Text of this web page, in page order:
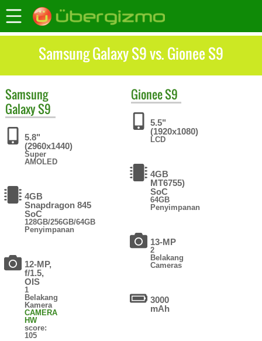
Samsung Galaxy S9 vs. Gionee S9
Samsung
Galaxy S9
5.8"
(2960x1440)
Super
AMOLED
4GB
Snapdragon 845
SoC
128GB/256GB/64GB
Penyimpanan
12-MP,
f/1.5,
OIS
1
Belakang
Kamera
CAMERA
HW
score:
105
GioneeS9
5.5"
(1920x1080)
LCD
4GB
MT6755)
SoC
64GB
Penyimpanan
13-MP
2
Belakang
Cameras
3000
mAh